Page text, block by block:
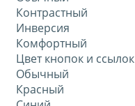
Контрастный
Инверсия
Комфортный
Цвет кнопок и ссылок
Обычный
Красный